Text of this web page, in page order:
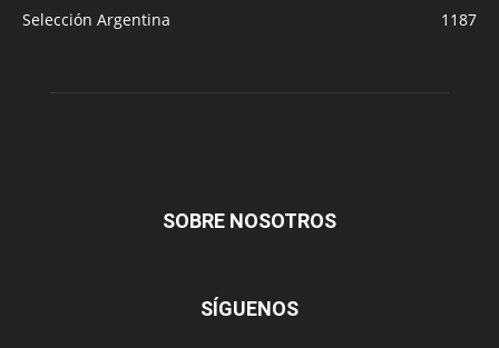
Selección Argentina
1187
SOBRE NOSOTROS
SÍGUENOS